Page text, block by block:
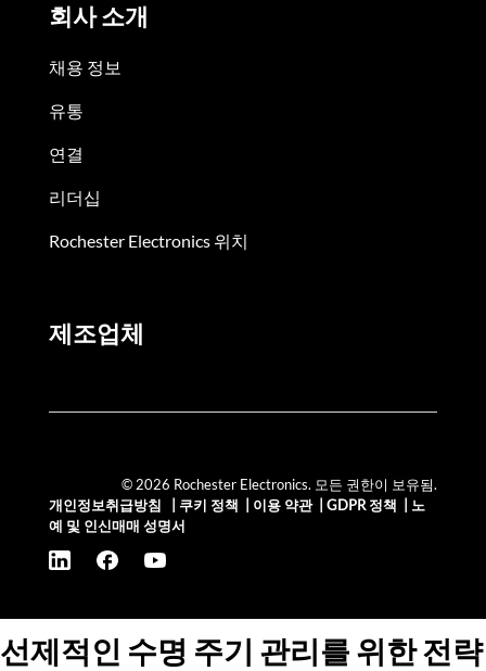
회사 소개
채용 정보
유통
연결
리더십
Rochester Electronics 위치
제조업체
© 2026 Rochester Electronics. 모든 권한이 보유됨.
개인정보취급방침
쿠키 정책 이용 약관| GDPR 정책
노
예 및 인신매매 성명서
선제적인 수명 주기 관리를 위한 전략